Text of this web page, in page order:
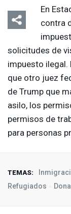
En
contra
solicitudes de
impuesto ilegal.
que otro juez
de Trump que
asilo, los
permisos de
para personas
TEMAS:
Refugiados